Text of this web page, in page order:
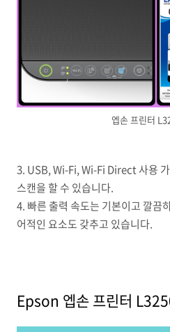
엡손 프린터
3. USB, Wi-Fi, Wi-Fi Direct 사용
스캔을 할 수 있습니다.
4. 빠른 출력 속도는 기본이고 깔끔
어적인 요소도 갖추고 있습니다.
Epson 엡손 프린터